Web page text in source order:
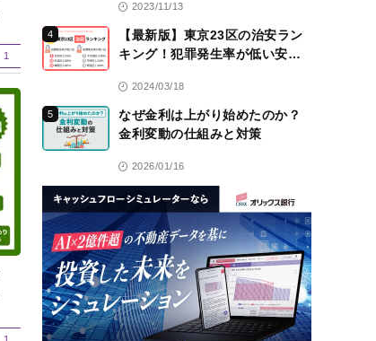
1
2023/11/13
4
【最新版】東京23区の治安ラン
キング！犯罪発生率が低い安全
2024/03/18
5
なぜ金利は上がり始めたのか？
金利変動の仕組みと対策
2026/01/16